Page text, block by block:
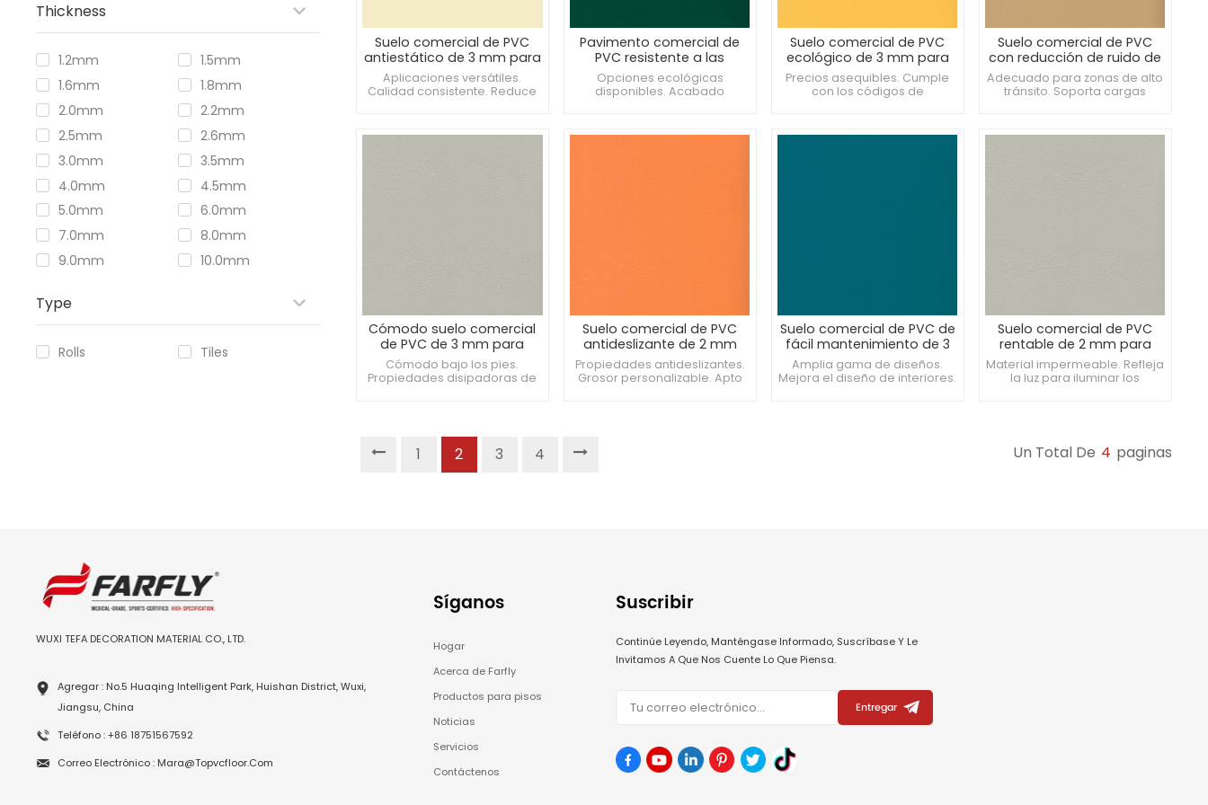
Thickness
1.2mm
1.5mm
1.6mm
1.8mm
2.0mm
2.2mm
2.5mm
2.6mm
3.0mm
3.5mm
4.0mm
4.5mm
5.0mm
6.0mm
7.0mm
8.0mm
9.0mm
10.0mm
Type
Rolls Tiles
Suelo comercial de PVC
antiestático de 3 mm para
salas de arte
Aplicaciones versátiles.
Calidad consistente. Reduce
Pavimento comercial de
PVC resistente a las
manchas de 2 mm para
salas de música
Opciones ecológicas
disponibles. Acabado
industriales.
Suelo comercial de PVC
ecológico de 3 mm para
oficinas
Precios asequibles. Cumple
con los códigos de
pie.
Suelo comercial de PVC
con reducción de ruido de
2 mm para salas
polivalentes
Adecuado para zonas de alto
tránsito. Soporta cargas
Cómodo suelo comercial
de PVC de 3 mm para
auditorios
Cómodo bajo los pies.
Propiedades disipadoras de
Suelo comercial de PVC
antideslizante de 2 mm
para laboratorios
Propiedades antideslizantes.
Grosor personalizable. Apto
Suelo comercial de PVC de
fácil mantenimiento de 3
mm para gimnasios
Amplia gama de diseños.
Mejora el diseño de interiores.
Suelo comercial de PVC
rentable de 2 mm para
cafeterías
Material impermeable. Refleja
la luz para iluminar los
1 2 3 4 Un Total De 4 Paginas
WUXI TEFA DECORATION MATERIAL CO., LTD.
Agregar : No.5 Huaqing Intelligent Park, Huishan District, Wuxi,
Jiangsu, China
Teléfono : +86 18751567592
Correo Electrónico : Mara@topvcfloor.com
Síganos
Hogar
Acerca de Farfly
Productos para pisos
Noticias
Servicios
Contáctenos
Suscribir
Continúe Leyendo, Manténgase Informado, Suscríbase Y Le
Invitamos A Que Nos Cuente Lo Que Piensa.
Entregar